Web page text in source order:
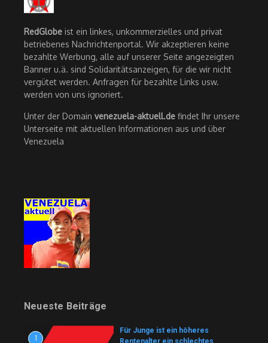
RedGlobe ist ein linkes, unkommerzielles und privat
betriebenes Nachrichtenportal. Wir akzeptieren keine
bezahlte Werbung, alle auf unserer Seite angezeigten
Banner u.ä. sind Solidaritätsanzeigen, für die wir nicht
vergütet werden. Anfragen für bezahlte Links usw.
werden von uns ignoriert.
Unter der Domain venezuela-aktuell.de findet Ihr unsere
Unterseite mit aktuellen Informationen aus und über
Venezuela
Neueste Beiträge
1
Für Junge ist ein höheres
Rentenalter ein schlechtes